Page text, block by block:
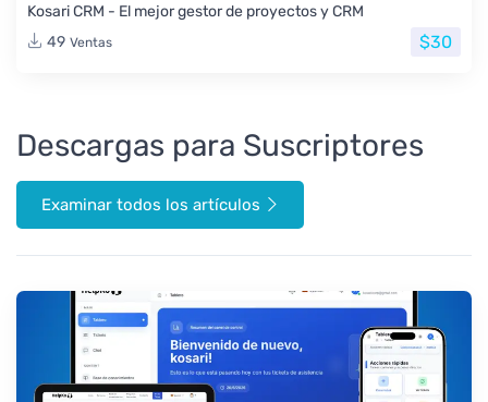
Kosari CRM - El mejor gestor de proyectos y CRM
49 Ventas $30
Descargas para Suscriptores
Examinar todos los artículos